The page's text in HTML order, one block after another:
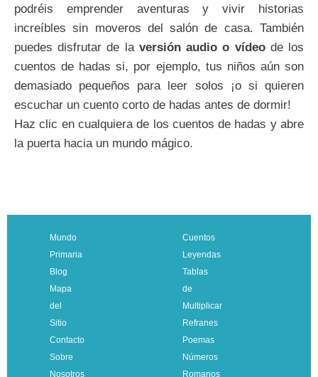
podréis emprender aventuras y vivir historias
increíbles sin moveros del salón de casa. También
puedes disfrutar de la versión audio o vídeode los
cuentos de hadas si, por ejemplo, tus niños aún son
demasiado pequeños para leer solos ¡o si quieren
escuchar un cuento corto de hadas antes de dormir!
Haz clic en cualquiera de los cuentos de hadas y abre
la puerta hacia un mundo mágico.
Mundo
Primaria
Blog
Mapa
del
Sitio
Contacto
Sobre
Nosotros
Cuentos
Leyendas
Tablas
de
Multiplicar
Refranes
Poemas
Números
Romanos